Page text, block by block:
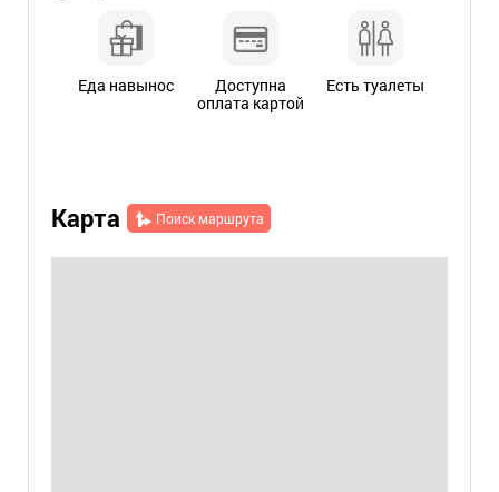
Еда навынос
Доступна
оплата картой
Есть туалеты
Карта Поиск маршрута